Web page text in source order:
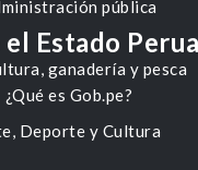
pública
ganadería y pesca
Deporte y Cultura
el Estado
¿Qué es Gob.pe?